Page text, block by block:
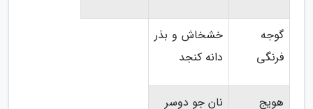
گوجه
فرنگی
خشخاش و بذر
دانه کنجد
هویج نان جو دوسر